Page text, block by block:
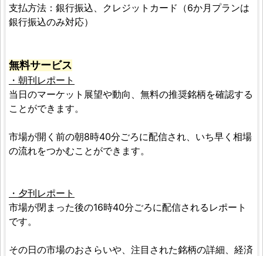
支払方法：銀行振込、クレジットカード（6か月プランは
銀行振込のみ対応）
無料サービス
・朝刊レポート
当日のマーケット展望や動向、無料の推奨銘柄を確認する
ことができます。
市場が開く前の朝8時40分ごろに配信され、いち早く相場
の流れをつかむことができます。
・夕刊レポート
市場が閉まった後の16時40分ごろに配信されるレポート
です。
その日の市場のおさらいや、注目された銘柄の詳細、経済